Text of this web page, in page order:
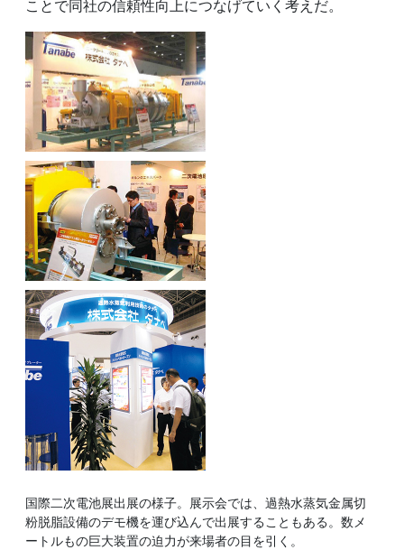
ことで同社の信頼性向上につなげていく考えだ。
国際二次電池展出展の様子。展示会では、過熱水蒸気金属切
粉脱脂設備のデモ機を運び込んで出展することもある。数メ
ートルもの巨大装置の迫力が来場者の目を引く。